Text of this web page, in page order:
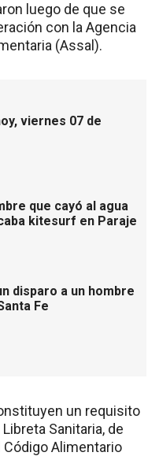
luego de que se
con la Agencia
(Assal).
viernes 07 de
que cayó al agua
kitesurf en Paraje
disparo a un hombre
Fe
un requisito
Sanitaria, de
Alimentario